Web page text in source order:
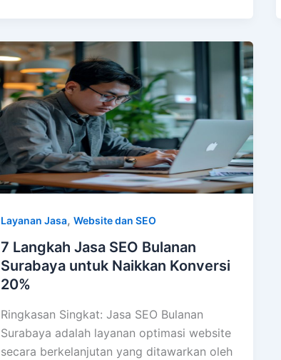
Layanan Jasa, Website dan SEO
7 Langkah Jasa SEO Bulanan
Surabaya untuk Naikkan Konversi
20%
Ringkasan Singkat: Jasa SEO Bulanan
Surabaya adalah layanan optimasi website
secara berkelanjutan yang ditawarkan oleh